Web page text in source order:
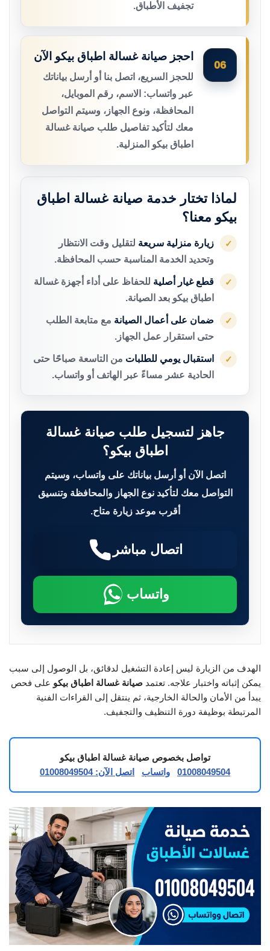
تجفيف الأطباق.
06
احجز صيانة غسالة اطباق بيكو الآن
للحجز السريع، اتصل بنا أو أرسل بياناتك
عبر واتساب: الاسم، رقم الموبايل،
المحافظة، ونوع الجهاز، وسيتم التواصل
معك لتأكيد تفاصيل طلب صيانة غسالة
اطباق بيكو المنزلية.
لماذا تختار خدمة صيانة غسالة اطباق
بيكو معنا؟
✓ زيارة منزلية سريعة لتقليل وقت الانتظار
وتحديد الخدمة المناسبة حسب المحافظة.
✓ قطع غيار أصلية للحفاظ على أداء أجهزة غسالة
اطباق بيكو بعد الصيانة.
✓ ضمان على أعمال الصيانة مع متابعة الطلب
حتى استقرار عمل الجهاز.
✓ استقبال يومي للطلبات من التاسعة صباحًا حتى
الحادية عشر مساءً عبر الهاتف أو واتساب.
جاهز لتسجيل طلب صيانة غسالة
اطباق بيكو؟
اتصل الآن أو أرسل بياناتك على واتساب، وسيتم
التواصل معك لتأكيد نوع الجهاز والمحافظة وتنسيق
أقرب موعد زيارة متاح.
اتصال مباشر
واتساب
الهدف من الزيارة ليس إعادة التشغيل لدقائق، بل الوصول إلى سبب
يمكن إثباته واختبار علاجه. تعتمد صيانة غسالة اطباق بيكو على فحص
يبدأ من الأمان والحالة الخارجية، ثم ينتقل إلى القراءات الفنية
المرتبطة بوظيفة دورة التنظيف والتجفيف.
تواصل بخصوص صيانة غسالة اطباق بيكو
01008049504
واتساب اتصل الآن: 01008049504